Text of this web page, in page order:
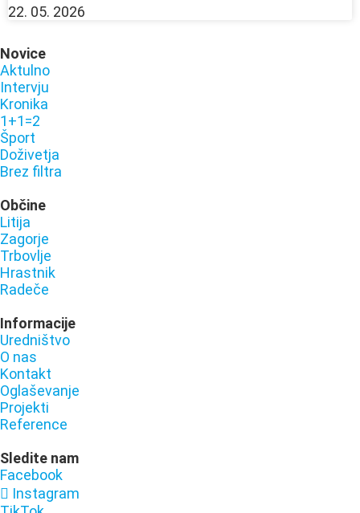
22. 05. 2026
Novice
Aktulno
Intervju
Kronika
1+1=2
Šport
Doživetja
Brez filtra
Občine
Litija
Zagorje
Trbovlje
Hrastnik
Radeče
Informacije
Uredništvo
O nas
Kontakt
Oglaševanje
Projekti
Reference
Sledite nam
Facebook
Instagram